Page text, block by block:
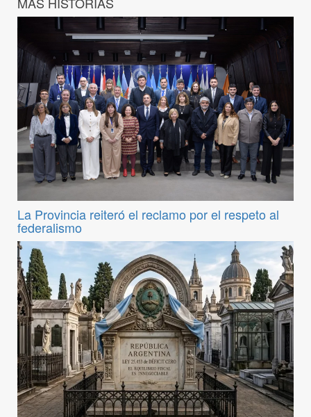
La Provincia reiteró el reclamo por el respeto al
federalismo